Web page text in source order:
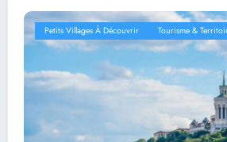
Petits Villages À Découvrir Tourisme &